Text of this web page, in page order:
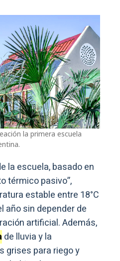
la primera escuela
la escuela, basado en
térmico pasivo”,
estable entre 18°C
año sin depender de
artificial. Además,
de lluvia y la
grises para riego y